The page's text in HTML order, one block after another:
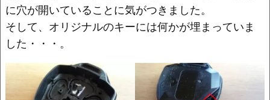
に穴が開いていることに気がつきました。
そして、オリジナルのキーには何かが埋まっていま
した・・・。